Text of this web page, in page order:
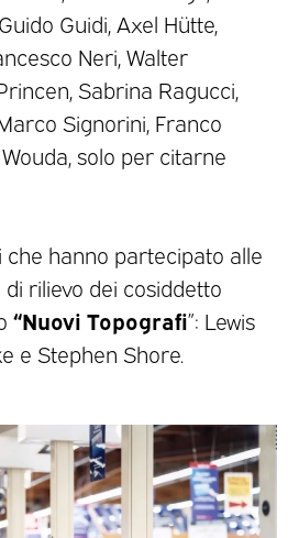
Guidi, Axel Hütte,
Neri, Walter
Sabrina Ragucci,
Signorini, Franco
solo per citarne
hanno partecipato alle
rilievo dei cosiddetto
“Nuovi Topografi”: Lewis
e Stephen Shore.